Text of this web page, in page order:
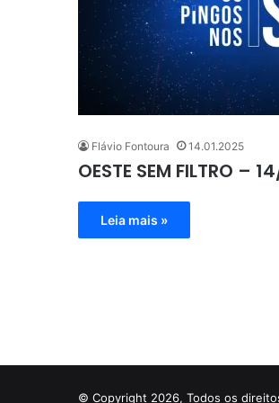
Flávio Fontoura 14.01.2025
OESTE SEM FILTRO –
Leia mais »
© Copyright 2026, Todos os